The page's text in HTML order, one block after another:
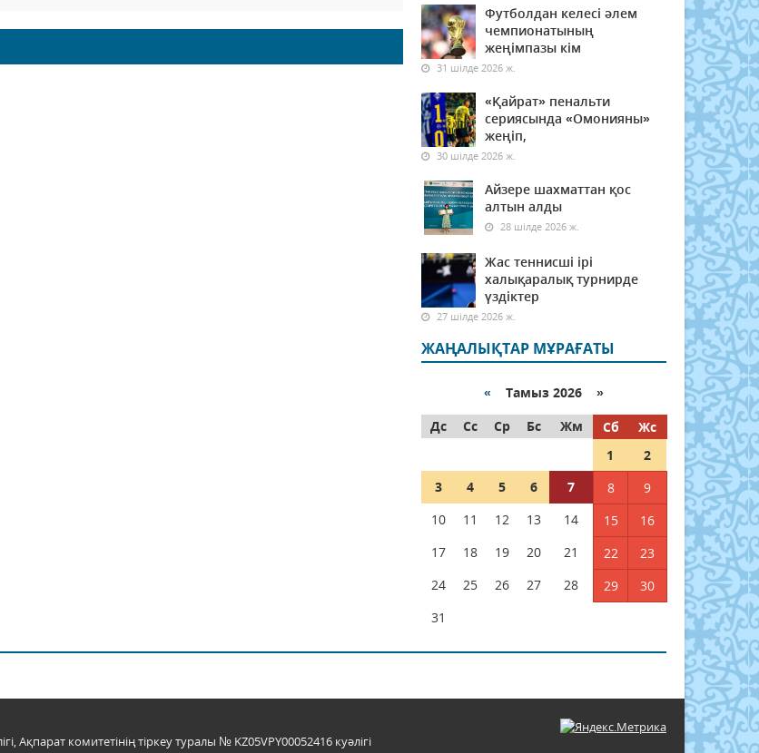
Футболдан келесі әлем
чемпионатының
жеңімпазы кім
31 шілде 2026 ж.
«Қайрат» пенальти
сериясында «Омонияны»
жеңіп,
30 шілде 2026 ж.
Айзере шахматтан қос
алтын алды
28 шілде 2026 ж.
Жас теннисші ірі
халықаралық турнирде
үздіктер
27 шілде 2026 ж.
ЖАҢАЛЫҚТАР МҰРАҒАТЫ
« Тамыз 2026 »
Дс
Сс Ср Бс Жм Сб
Жс
1
2
3
4 5 6 7 8
9
10
11 12 13 14 15
16
17
18 19 20 21 22
23
24
25 26 27 28 29
30
31
комитетінің тіркеу туралы № KZ05VPY00052416 куәлігі